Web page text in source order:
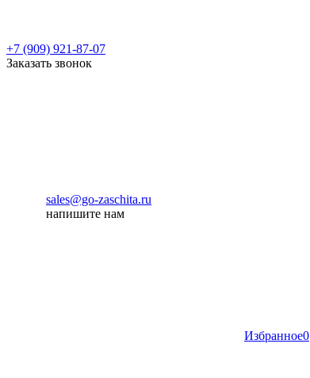
+7 (909) 921-87-07
Заказать звонок
sales@go-zaschita.ru
напишите нам
Избранное0